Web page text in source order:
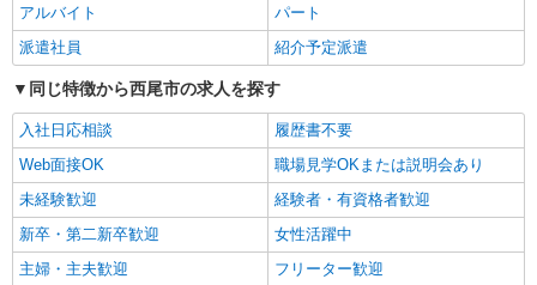
に合うデイサービス
時給1500円〜2125円 ＜日払い有/週払い有/交
通費全支給(ガソリン代含む)＞
西尾市
キープ 詳細を見る
派遣社員
株式会社kotrio /●NG-H-2029530
西尾駅｜リハビリ補助などのデイサービス
STAFF♪未経験OK
アルバイト
パート
派遣社員
紹介予定派遣
同じ特徴から西尾市の求人を探す
入社日応相談
履歴書不要
Web面接OK
職場見学OKまたは説明会あり
未経験歓迎
経験者・有資格者歓迎
新卒・第二新卒歓迎
女性活躍中
主婦・主夫歓迎
フリーター歓迎